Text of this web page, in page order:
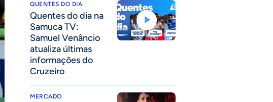
QUENTES DO DIA
Quentes do dia na
Samuca TV:
Samuel Venâncio
atualiza últimas
informações do
Cruzeiro
MERCADO